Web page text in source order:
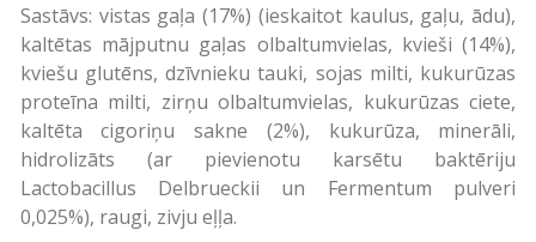
Sastāvs: vistas gaļa (17%) (ieskaitot kaulus, gaļu, ādu),
kaltētas mājputnu gaļas olbaltumvielas, kvieši (14%),
kviešu glutēns, dzīvnieku tauki, sojas milti, kukurūzas
proteīna milti, zirņu olbaltumvielas, kukurūzas ciete,
kaltēta cigoriņu sakne (2%), kukurūza, minerāli,
hidrolizāts (ar pievienotu karsētu baktēriju
Lactobacillus Delbrueckii un Fermentum pulveri
0,025%), raugi, zivju eļļa.